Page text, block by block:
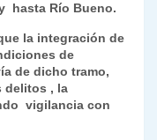
hasta Río Bueno.
la integración de
de
de dicho tramo,
delitos , la
vigilancia con